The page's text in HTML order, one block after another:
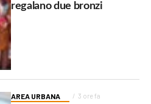
regalano due bronzi
AREA URBANA 3 ore fa